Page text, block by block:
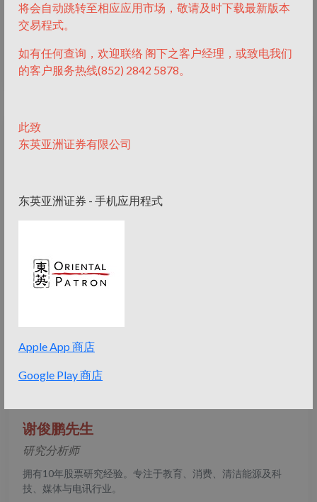
将会自动跳转至相应应用市场，敬请及时下载最新版本
交易程式。
如有任何查询，欢迎联络 阁下之客户经理，或致电我们
的客户服务热线(852) 2842 5878。
此致
东英亚洲证券有限公司
东英亚洲证券 - 手机应用程式
Apple App 商店
Google Play 商店
首席合伙人
拥有13年金融及法律经验。专长于证券、私募股权及结构性融
资。
谢俊鹏先生
研究分析师
拥有10年股票研究经验。专注于教育、消费、清洁能源及科
技、媒体与电讯行业。